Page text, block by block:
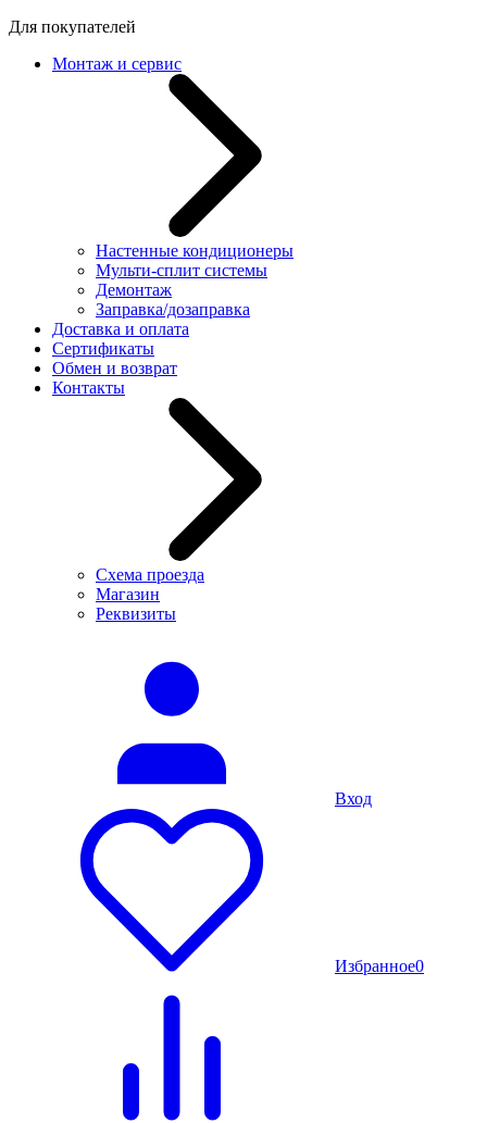
Для покупателей
Монтаж и сервис
Настенные кондиционеры
Мульти-сплит системы
Демонтаж
Заправка/дозаправка
Доставка и оплата
Сертификаты
Обмен и возврат
Контакты
Схема проезда
Магазин
Реквизиты
Вход
Избранное0